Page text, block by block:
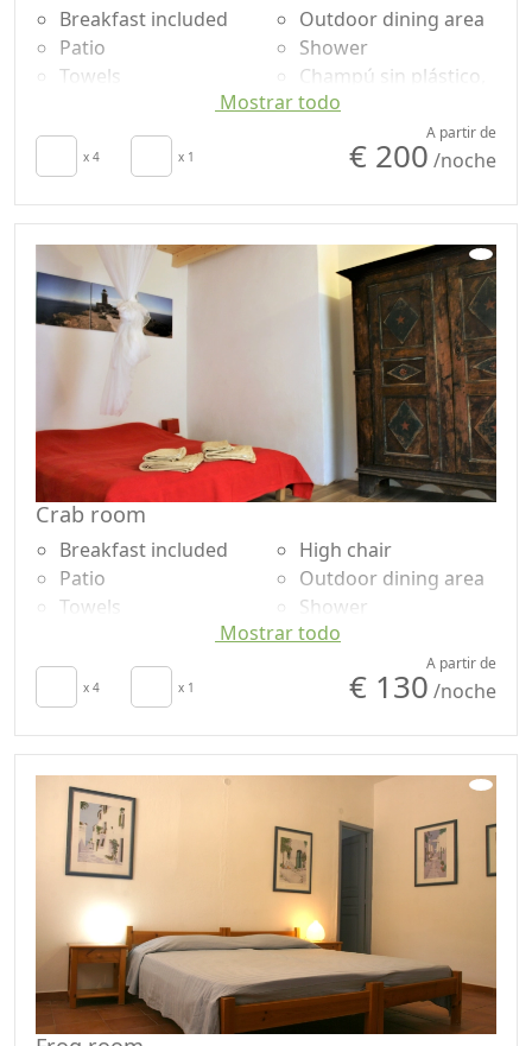
Breakfast included
Patio
Towels
Cupboard or
Wardrobe
High chair
Outdoor dining area
Shower
Champú sin plástico,
no monodosis
Garden view
Mostrar todo
x 4 x 1
A partir de
€ 200 /noche
Crab room
Breakfast included
Patio
Towels
Cupboard or
Wardrobe
High chair
Outdoor dining area
Shower
Champú sin plástico,
no monodosis
Garden
Mostrar todo
x 4 x 1
A partir de
€ 130 /noche